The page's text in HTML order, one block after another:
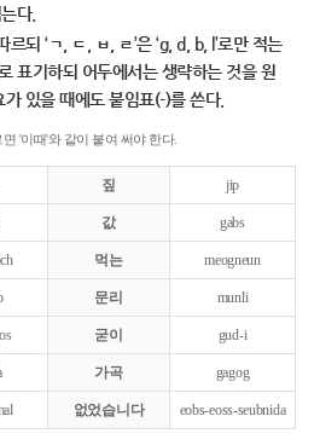
다.
되 ‘ㄱ, ㄷ, ㅂ, ㄹ’은 ‘g, d, b, l’로만 적는
표기하되 어두에서는 생략하는 것을 원
있을 때에도 붙임표(-)를 쓴다.
'이때'와 같이 붙여 써야 한다.
짚 jip
값 gabs
먹는 meogneun
문리 munli
굳이 gud-i
가곡 gagog
없었습니다 eobs-eoss-seubnida